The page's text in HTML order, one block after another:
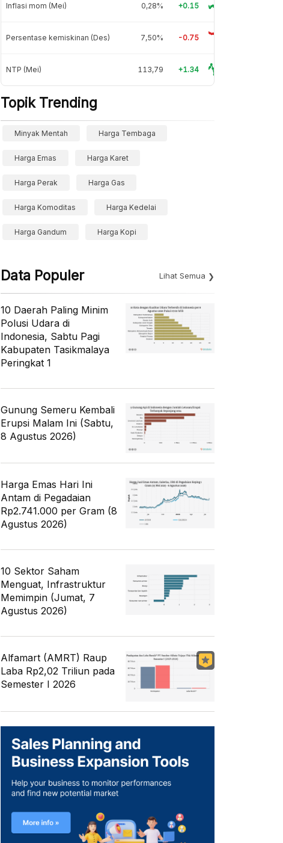
Inflasi mom (Mei) 0,28% +0.15
Persentase kemiskinan (Des) 7,50% -0.75
NTP (Mei) 113,79 +1.34
Topik Trending
Minyak Mentah Harga Tembaga
Harga Emas Harga Karet
Harga Perak Harga Gas
Harga Komoditas Harga Kedelai
Harga Gandum Harga Kopi
Data Populer Lihat Semua
10 Daerah Paling Minim
Polusi Udara di
Indonesia, Sabtu Pagi
Kabupaten Tasikmalaya
Peringkat 1
Gunung Semeru Kembali
Erupsi Malam Ini (Sabtu,
8 Agustus 2026)
Harga Emas Hari Ini
Antam di Pegadaian
Rp2.741.000 per Gram (8
Agustus 2026)
10 Sektor Saham
Menguat, Infrastruktur
Memimpin (Jumat, 7
Agustus 2026)
Alfamart (AMRT) Raup
Laba Rp2,02 Triliun pada
Semester I 2026